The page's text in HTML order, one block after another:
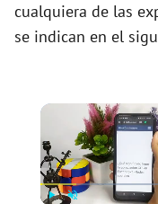
cualquiera de las
se indican en el